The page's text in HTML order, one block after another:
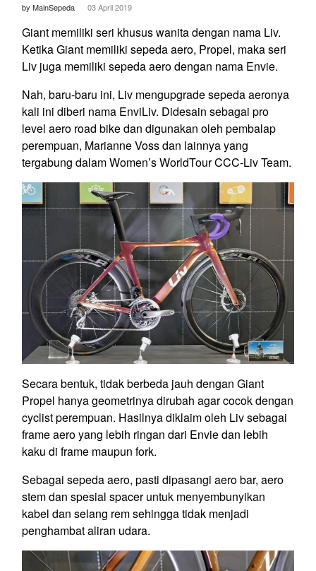
by MainSepeda 03 April 2019
Giant memiliki seri khusus wanita dengan nama Liv.
Ketika Giant memiliki sepeda aero, Propel, maka seri
Liv juga memiliki sepeda aero dengan nama Envie.
Nah, baru-baru ini, Liv mengupgrade sepeda aeronya
kali ini diberi nama EnviLiv. Didesain sebagai pro
level aero road bike dan digunakan oleh pembalap
perempuan, Marianne Voss dan lainnya yang
tergabung dalam Women’s WorldTour CCC-Liv Team.
Secara bentuk, tidak berbeda jauh dengan Giant
Propel hanya geometrinya dirubah agar cocok dengan
cyclist perempuan. Hasilnya diklaim oleh Liv sebagai
frame aero yang lebih ringan dari Envie dan lebih
kaku di frame maupun fork.
Sebagai sepeda aero, pasti dipasangi aero bar, aero
stem dan spesial spacer untuk menyembunyikan
kabel dan selang rem sehingga tidak menjadi
penghambat aliran udara.